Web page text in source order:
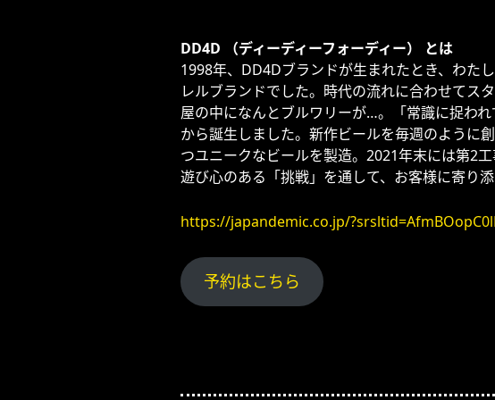
DD4D （ディーディーフォーディー） とは
1998年、DD4Dブランドが生まれたとき、わた
レルブランドでした。時代の流れに合わせてス
屋の中になんとブルワリーが…。「常識に捉わ
から誕生しました。新作ビールを毎週のように
つユニークなビールを製造。2021年末には第2
遊び心のある「挑戦」を通して、お客様に寄り
https://japandemic.co.jp/
予約はこちら